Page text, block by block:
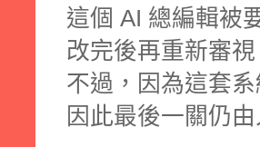
這個 AI 總編輯被
改完後再重新審
不過，因為這套
因此最後一關仍